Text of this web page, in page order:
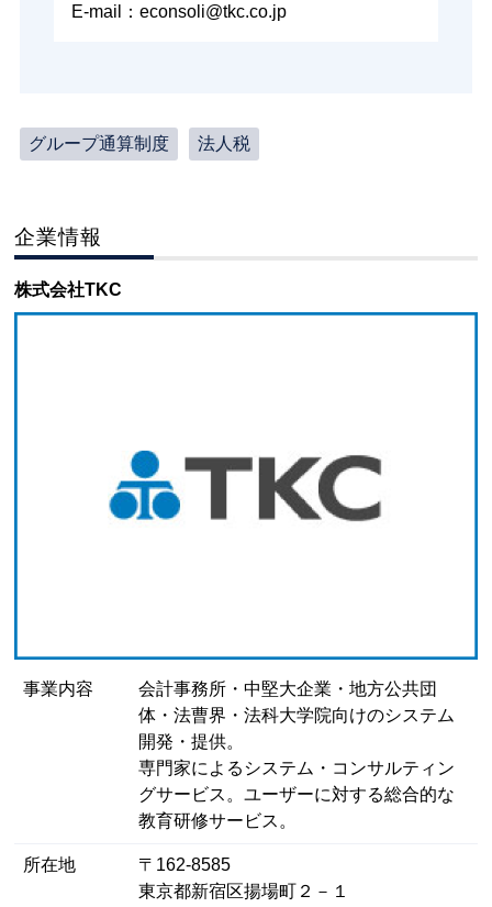
E-mail：econsoli@tkc.co.jp
グループ通算制度 法人税
企業情報
株式会社TKC
事業内容
会計事務所・中堅大企業・地方公共団
体・法曹界・法科大学院向けのシステム
開発・提供。
専門家によるシステム・コンサルティン
グサービス。ユーザーに対する総合的な
教育研修サービス。
所在地
〒162-8585
東京都新宿区揚場町２－１